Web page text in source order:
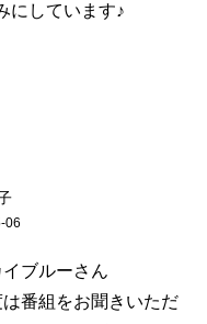
にしています♪
06
ブルーさん
は番組をお聞きいただ